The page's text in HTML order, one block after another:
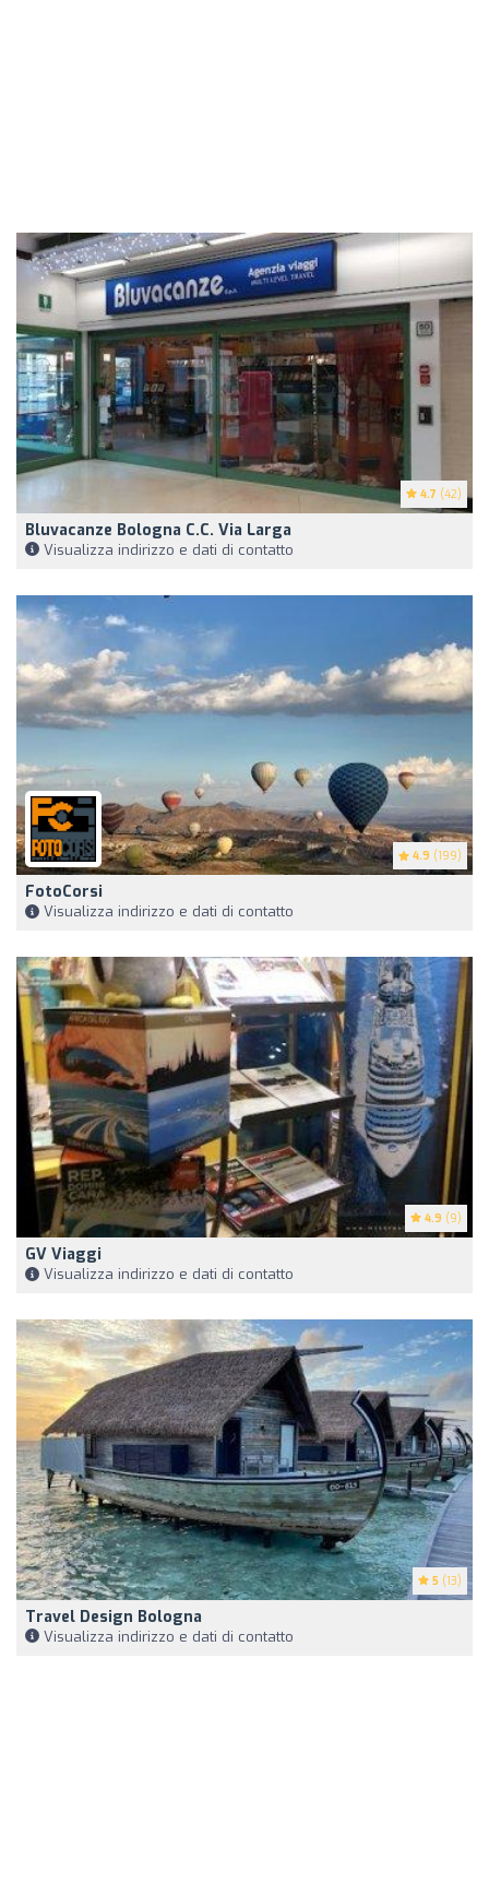
4.7 (42)
Bluvacanze Bologna C.C. Via Larga
Visualizza indirizzo e dati di contatto
4.9 (199)
FotoCorsi
Visualizza indirizzo e dati di contatto
4.9 (9)
GV Viaggi
Visualizza indirizzo e dati di contatto
5 (13)
Travel Design Bologna
Visualizza indirizzo e dati di contatto